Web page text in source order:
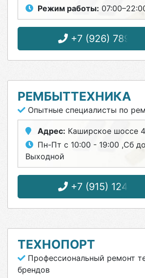
Режим работы:
+7 (926) 789-
РЕМБЫТТЕХНИКА
Опытные специалисты по
Адрес: Каширское шоссе
Пн-Пт с 10:00 - 19:00 ,Сб
Выходной
+7 (915) 124-
ТЕХНОПОРТ
Профессиональный ремонт
брендов